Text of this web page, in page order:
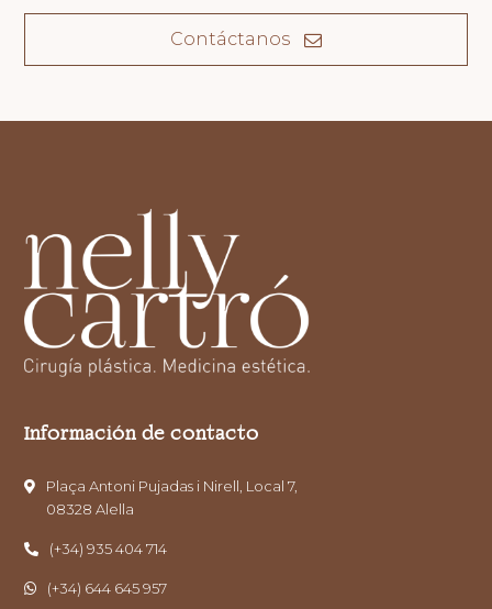
Contáctanos
Información de contacto
Plaça Antoni Pujadas i Nirell, Local 7,
08328 Alella
(+34) 935 404 714
(+34) 644 645 957